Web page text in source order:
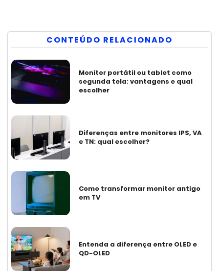
CONTEÚDO RELACIONADO
Monitor portátil ou tablet como
segunda tela: vantagens e qual
escolher
Diferenças entre monitores IPS, VA
e TN: qual escolher?
Como transformar monitor antigo
em TV
Entenda a diferença entre OLED e
QD-OLED